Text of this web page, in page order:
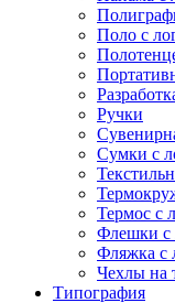
Поло с
Ручки
Сумки с
Термос с
Флешки с
Фляжка с
Чехлы на
Типография